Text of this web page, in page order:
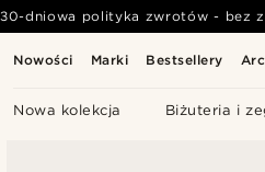
Nowości Marki Bestsellery
Nowa kolekcja Biżuteria i
30-dniowa polityka zwrotów - bez